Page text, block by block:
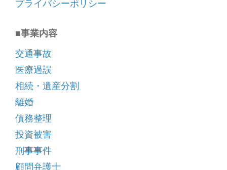
プライバシーポリシー
■事業内容
交通事故
医療過誤
相続・遺産分割
離婚
債務整理
投資被害
刑事事件
顧問弁護士